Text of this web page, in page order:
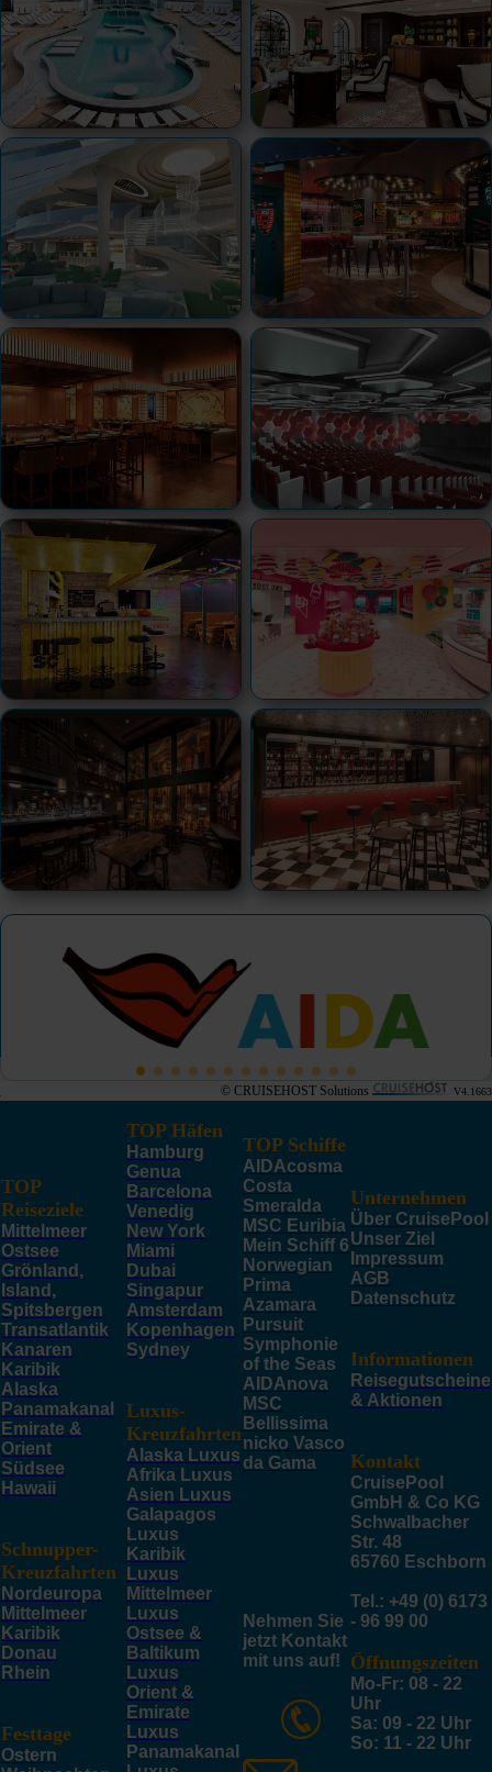
© CRUISEHOST Solutions V4.1663
TOP
Reiseziele
Mittelmeer
Ostsee
Grönland,
Island,
Spitsbergen
Transatlantik
Kanaren
Karibik
Alaska
Panamakanal
Emirate &
Orient
Südsee
Hawaii
Schnupper-
Kreuzfahrten
Nordeuropa
Mittelmeer
Karibik
Donau
Rhein
Festtage
Ostern
TOP Häfen
Hamburg
Genua
Barcelona
Venedig
New York
Miami
Dubai
Singapur
Amsterdam
Kopenhagen
Sydney
Luxus-
Kreuzfahrten
Alaska Luxus
Afrika Luxus
Asien Luxus
Galapagos
Luxus
Karibik
Luxus
Mittelmeer
Luxus
Ostsee &
Baltikum
Luxus
Orient &
Emirate
Luxus
Panamakanal
TOP Schiffe
AIDAcosma
Costa
Smeralda
MSC Euribia
Mein Schiff 6
Norwegian
Prima
Azamara
Pursuit
Symphonie
of the Seas
AIDAnova
MSC
Bellissima
nicko Vasco
da Gama
Nehmen Sie
jetzt Kontakt
mit uns auf!
Unternehmen
Über CruisePool
Unser Ziel
Impressum
AGB
Datenschutz
Informationen
Reisegutscheine
& Aktionen
Kontakt
CruisePool
GmbH & Co KG
Schwalbacher
Str. 48
65760 Eschborn
Tel.: +49 (0) 6173
- 96 99 00
Öffnungszeiten
Mo-Fr: 08 - 22
Uhr
Sa: 09 - 22 Uhr
So: 11 - 22 Uhr